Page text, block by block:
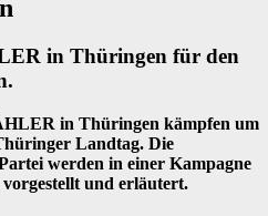
in Thüringen für den
in Thüringen kämpfen um
Landtag. Die
werden in einer Kampagne
und erläutert.